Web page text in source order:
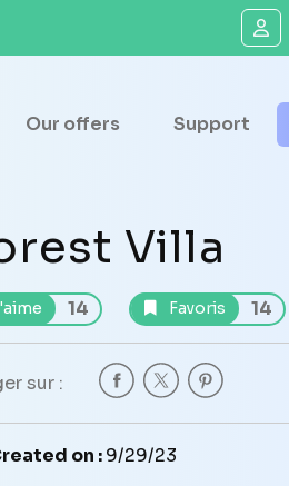
Our offers Support
Villa
14 Favoris 14
sur :
on :9/29/23